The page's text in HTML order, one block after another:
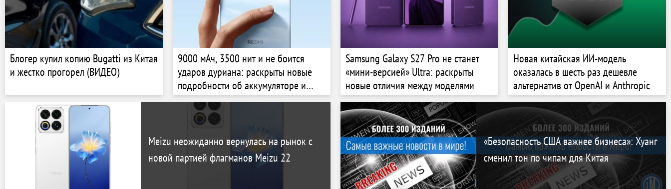
Блогер купил копию Bugatti из Китая
и жестко прогорел (ВИДЕО)
9000 мАч, 3500 нит и не боится
ударов дуриана: раскрыты новые
подробности об аккумуляторе и
дисплее Redmi Note 17 Pro
Samsung Galaxy S27 Pro не станет
«мини-версией» Ultra: раскрыты
новые отличия между моделями
Новая китайская ИИ-модель
оказалась в шесть раз дешевле
альтернатив от OpenAI и Anthropic
Meizu неожиданно вернулась на рынок с
новой партией флагманов Meizu 22
«Безопасность США важнее бизнеса»: Хуанг
сменил тон по чипам для Китая